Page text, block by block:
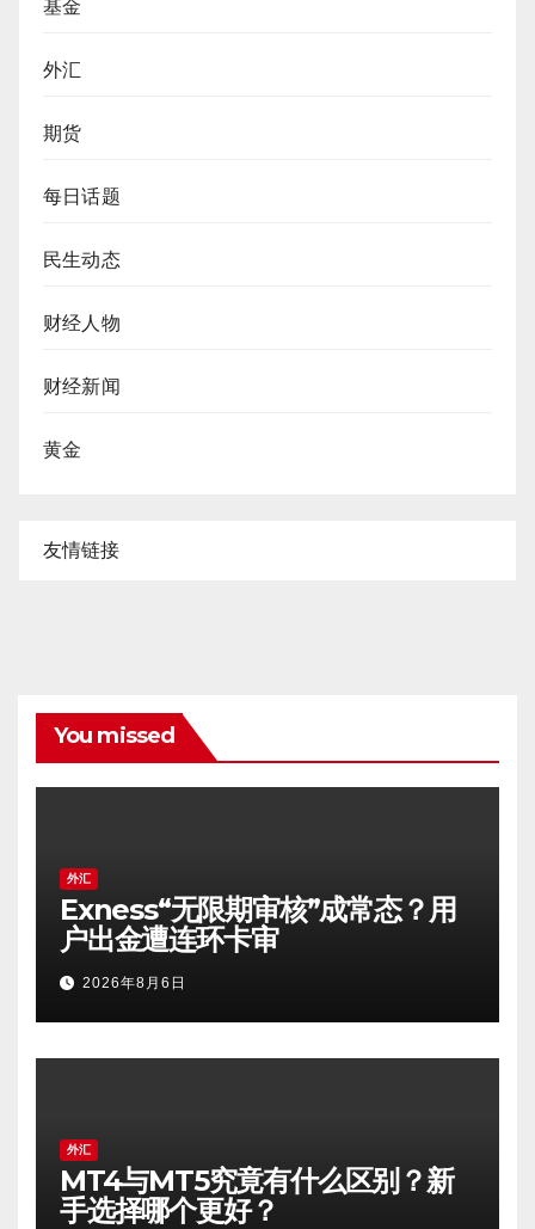
基金
外汇
期货
每日话题
民生动态
财经人物
财经新闻
黄金
友情链接
You missed
外汇
Exness“无限期审核”成常态？用
户出金遭连环卡审
2026年8月6日
外汇
MT4与MT5究竟有什么区别？新
手选择哪个更好？